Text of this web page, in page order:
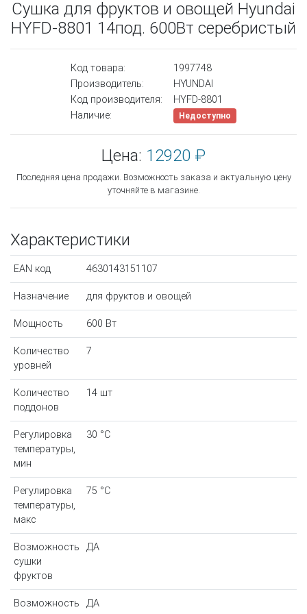
Сушка для фруктов и овощей Hyundai
HYFD-8801 14под. 600Вт серебристый
Код товара:
1997748
Производитель:
HYUNDAI
Код производителя:
HYFD-8801
Наличие:
Недоступно
Цена: 12920 ₽
Последняя цена продажи. Возможность заказа и актуальную цену
уточняйте в магазине.
Характеристики
EAN код 4630143151107
Назначение для фруктов и овощей
Мощность 600 Вт
Количество
уровней
7
Количество
поддонов
14 шт
Регулировка
температуры,
мин
30 °С
Регулировка
температуры,
макс
75 °С
Возможность
сушки
фруктов
ДА
Возможность
ДА